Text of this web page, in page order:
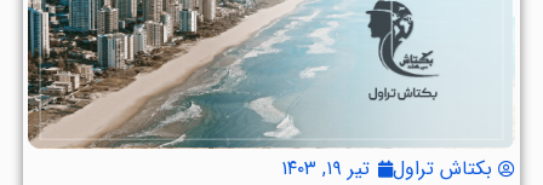
بکتاش تراول تیر ۱۹, ۱۴۰۳